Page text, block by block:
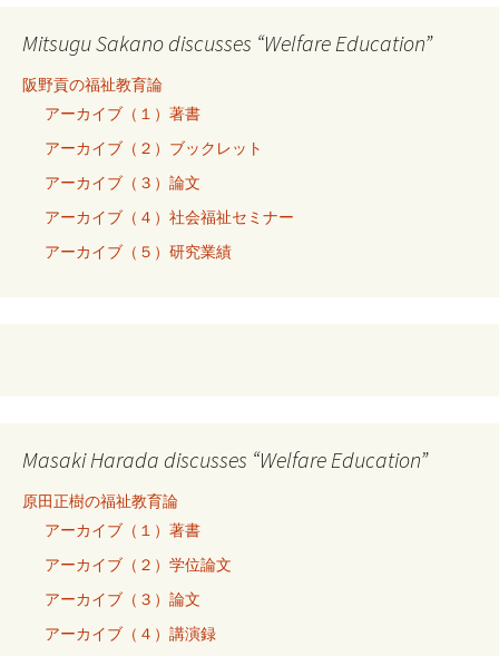
Mitsugu Sakano discusses “Welfare Education”
阪野貢の福祉教育論
アーカイブ（１）著書
アーカイブ（２）ブックレット
アーカイブ（３）論文
アーカイブ（４）社会福祉セミナー
アーカイブ（５）研究業績
Masaki Harada discusses “Welfare Education”
原田正樹の福祉教育論
アーカイブ（１）著書
アーカイブ（２）学位論文
アーカイブ（３）論文
アーカイブ（４）講演録